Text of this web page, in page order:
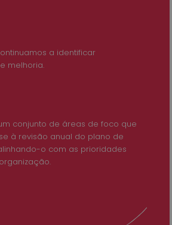
a identificar
melhoria.
conjunto de áreas de foco que
à revisão anual do plano de
o com as prioridades